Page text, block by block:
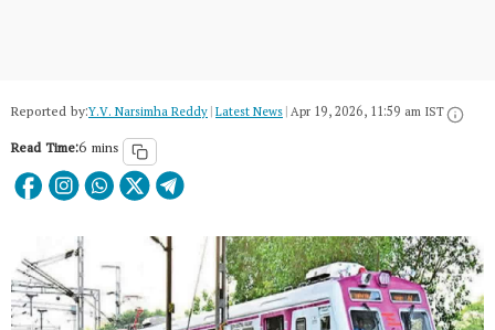
Reported by:Y.V. Narsimha Reddy|Latest News|Apr 19, 2026, 11:59 am IST
Read Time:6 mins